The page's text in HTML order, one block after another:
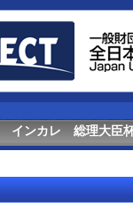
インカレ 総理大臣